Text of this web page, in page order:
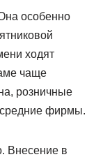
особенно
ходят
чаще
розничные
средние фирмы.
Внесение в